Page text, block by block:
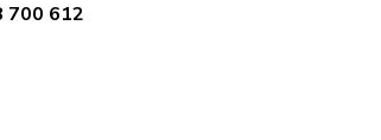
700 612